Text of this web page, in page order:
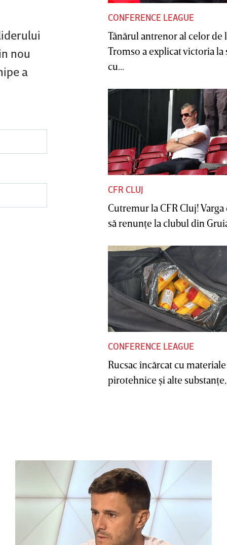
nou
a
CONFERENCE LEAGUE
Tânărul antrenor al celor de
Tromso a explicat victoria la
cu...
CFR CLUJ
Cutremur la CFR Cluj! Varga
să renunţe la clubul din
CONFERENCE LEAGUE
Rucsac încărcat cu materiale
pirotehnice şi alte substanţe,